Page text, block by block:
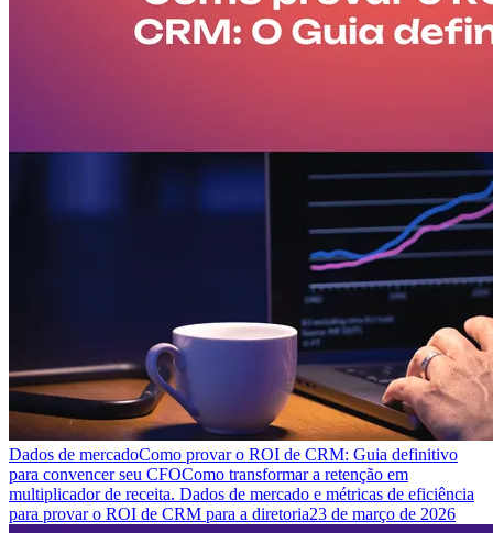
Dados de mercadoComo provar o ROI de CRM: Guia definitivo
para convencer seu CFOComo transformar a retenção em
multiplicador de receita. Dados de mercado e métricas de eficiência
para provar o ROI de CRM para a diretoria23 de março de 2026